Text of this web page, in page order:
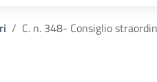
C. n. 348- Consiglio